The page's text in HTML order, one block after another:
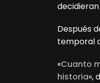
Después
temporal
«Cuanto
historia«,